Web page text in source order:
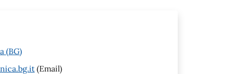
(BG)
(Email)